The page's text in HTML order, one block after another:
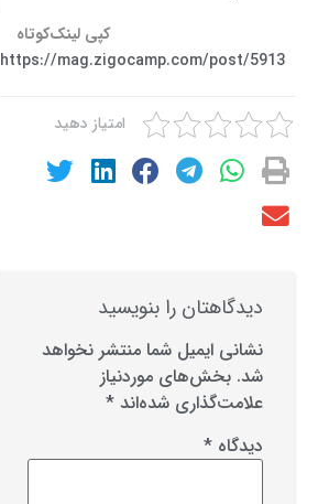
کپی لینک‌کوتاه
https://mag.zigocamp.com/post/5913
امتیاز دهید
دیدگاهتان را بنویسید
نشانی ایمیل شما منتشر نخواهد
شد. بخش‌های موردنیاز
علامت‌گذاری شده‌اند *
دیدگاه *